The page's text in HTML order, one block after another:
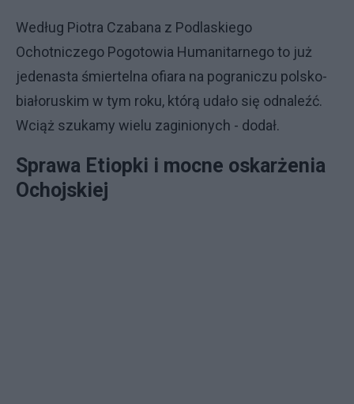
Według Piotra Czabana z Podlaskiego
Ochotniczego Pogotowia Humanitarnego to już
jedenasta śmiertelna ofiara na pograniczu polsko-
białoruskim w tym roku, którą udało się odnaleźć.
Wciąż szukamy wielu zaginionych - dodał.
Sprawa Etiopki i mocne oskarżenia
Ochojskiej